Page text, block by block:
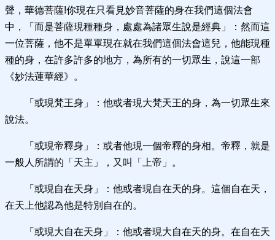
聲，華德菩薩!你現在只看見妙音菩薩的身在我們這個法會
中，「而是菩薩現種種身，處處為諸眾生說是經典」：然而這
一位菩薩，他不是單單現在就在我們這個法會這兒，他能現種
種的身，在許多許多的地方，為所有的一切眾生，說這一部
《妙法蓮華經》。
「或現梵王身」：他或者現大梵天王的身，為一切眾生來
說法。
「或現帝釋身」：或者他現一個帝釋的身相。帝釋，就是
一般人所謂的「天主」，又叫「上帝」。
「或現自在天身」：他或者現自在天的身。這個自在天，
在天上他認為他是特別自在的。
「或現大自在天身」：他或者現大自在天的身。在自在天